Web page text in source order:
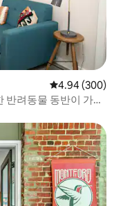
평점 4.94점(5
4.94 (300)
반려동물 동반이 가능